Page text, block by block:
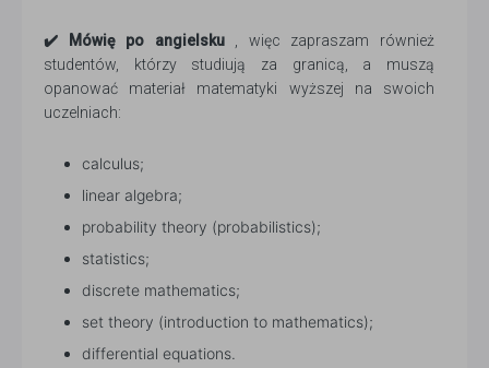
✔️ Mówię po angielsku, więc zapraszam również
studentów, którzy studiują za granicą, a muszą
opanować materiał matematyki wyższej na swoich
uczelniach:
calculus;
linear algebra;
probability theory (probabilistics);
statistics;
discrete mathematics;
set theory (introduction to mathematics);
differential equations.